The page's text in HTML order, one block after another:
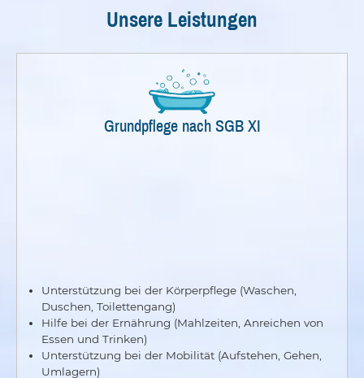
Unsere Leistungen
Grundpflege nach SGB XI
Unterstützung bei der Körperpflege (Waschen,
Duschen, Toilettengang)
Hilfe bei der Ernährung (Mahlzeiten, Anreichen von
Essen und Trinken)
Unterstützung bei der Mobilität (Aufstehen, Gehen,
Umlagern)